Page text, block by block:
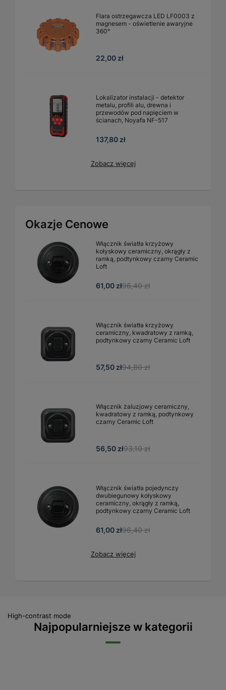
Flara ostrzegawcza LED LF0003 z
magnesem - oświetlenie awaryjne
360°
22,00 zł
Lokalizator instalacji - detektor
metalu, profili alu, drewna i
przewodów pod napięciem w
ścianach, Noyafa NF-517
137,80 zł
Zobacz więcej
Okazje Cenowe
Włącznik światła krzyżowy
kołyskowy ceramiczny, okrągły z
ramką, podtynkowy czarny Ceramic
Loft
61,00 zł96,40 zł
Włącznik światła krzyżowy
ceramiczny, kwadratowy z ramką,
podtynkowy czarny Ceramic Loft
57,50 zł94,80 zł
Włącznik żaluzjowy ceramiczny,
kwadratowy z ramką, podtynkowy
czarny Ceramic Loft
56,50 zł93,10 zł
Włącznik światła pojedynczy
dwubiegunowy kołyskowy
ceramiczny, okrągły z ramką,
podtynkowy czarny Ceramic Loft
61,00 zł96,40 zł
Zobacz więcej
High-contrast mode
Najpopularniejsze w kategorii